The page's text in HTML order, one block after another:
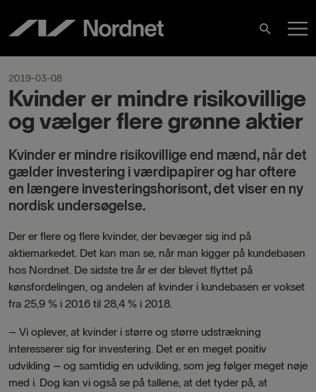
innehåll
Sök
2019-03-08
Kvinder er mindre risikovillige
og vælger flere grønne aktier
Kvinder er mindre risikovillige end mænd, når det
gælder investering i værdipapirer og har oftere
en længere investeringshorisont, det viser en ny
nordisk undersøgelse.
Der er flere og flere kvinder, der bevæger sig ind på
aktiemarkedet. Det kan man se, når man kigger på kundebasen
hos Nordnet. De sidste tre år er der blevet flyttet på
kønsfordelingen, og andelen af kvinder i kundebasen er vokset
fra 25,9 % i 2016 til 28,4 % i 2018.
– Vi oplever, at kvinder i større og større udstrækning
interesserer sig for investering. Det er en meget positiv
udvikling – og samtidig en udvikling, som jeg følger meget nøje
med i. Dog kan vi også se på tallene, at det tyder på, at